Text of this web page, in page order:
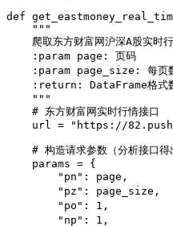
def
    """
爬取东方财富网沪深A股实时
    :param page: 页码
:param page_size: 每页数
:return: DataFrame格式
    """
    # 东方财富网实时行情接口
url = "https://
# 构造请求参数（分析接口得
    params = {
"pn": page,
"pz": page_size,
"po": 1,
"np": 1,